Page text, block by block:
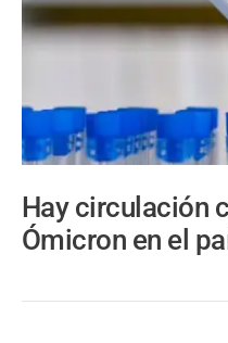
Hay circulación
Ómicron en el